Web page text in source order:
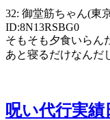
32: 御堂筋ちゃん(東
ID:8N13RSBG0
そもそも夕食いらん
あと寝るだけなんだ
呪い代行実